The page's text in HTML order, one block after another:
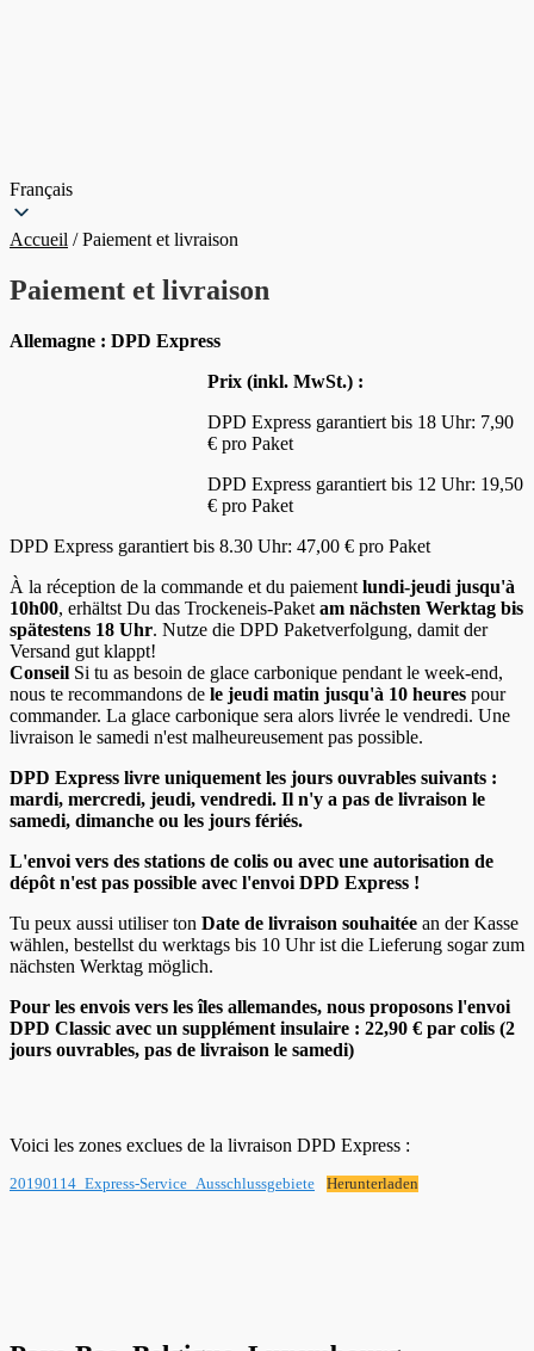
Français
Accueil /Paiement et livraison
Paiement et livraison
Allemagne : DPD Express
Prix (inkl. MwSt.) :
DPD Express garantiert bis 18 Uhr: 7,90
€ pro Paket
DPD Express garantiert bis 12 Uhr: 19,50
€ pro Paket
DPD Express garantiert bis 8.30 Uhr: 47,00 € pro Paket
À la réception de la commande et du paiement lundi-jeudi jusqu'à
10h00, erhältst Du das Trockeneis-Paket am nächsten Werktag bis
spätestens 18 Uhr. Nutze die DPD Paketverfolgung, damit der
Versand gut klappt!
Conseil Si tu as besoin de glace carbonique pendant le week-end,
nous te recommandons de le jeudi matin jusqu'à 10 heures pour
commander. La glace carbonique sera alors livrée le vendredi. Une
livraison le samedi n'est malheureusement pas possible.
DPD Express livre uniquement les jours ouvrables suivants :
mardi, mercredi, jeudi, vendredi. Il n'y a pas de livraison le
samedi, dimanche ou les jours fériés.
L'envoi vers des stations de colis ou avec une autorisation de
dépôt n'est pas possible avec l'envoi DPD Express !
Tu peux aussi utiliser ton Date de livraison souhaitée an der Kasse
wählen, bestellst du werktags bis 10 Uhr ist die Lieferung sogar zum
nächsten Werktag möglich.
Pour les envois vers les îles allemandes, nous proposons l'envoi
DPD Classic avec un supplément insulaire : 22,90 € par colis (2
jours ouvrables, pas de livraison le samedi)
Voici les zones exclues de la livraison DPD Express :
20190114_Express-Service_Ausschlussgebiete Herunterladen